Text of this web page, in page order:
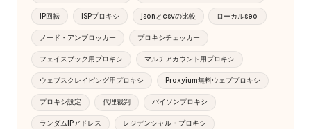
IP回転 ISPプロキシ jsonとcsvの比較 ローカルseo
ノード・アンブロッカー プロキシチェッカー
フェイスブック用プロキシ マルチアカウント用プロキシ
ウェブスクレイピング用プロキシ Proxyium無料ウェブプロキシ
プロキシ設定 代理裁判 パイソンプロキシ
ランダムIPアドレス レジデンシャル・プロキシ